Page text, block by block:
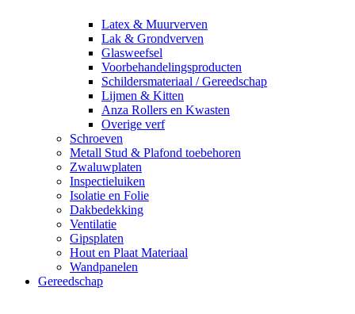
Latex & Muurverven
Lak & Grondverven
Glasweefsel
Voorbehandelingsproducten
Schildersmateriaal / Gereedschap
Lijmen & Kitten
Anza Rollers en Kwasten
Overige verf
Schroeven
Metall Stud & Plafond toebehoren
Zwaluwplaten
Inspectieluiken
Isolatie en Folie
Dakbedekking
Ventilatie
Gipsplaten
Hout en Plaat Materiaal
Wandpanelen
Gereedschap